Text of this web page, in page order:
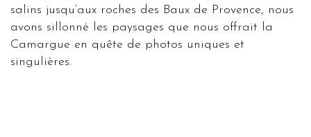
salins jusqu’aux roches des Baux de Provence, nous
avons sillonné les paysages que nous offrait la
Camargue en quête de photos uniques et
singulières.